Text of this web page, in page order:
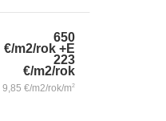
650
€/m2/rok +E
223
€/m2/rok
9,85 €/m2/rok/m2